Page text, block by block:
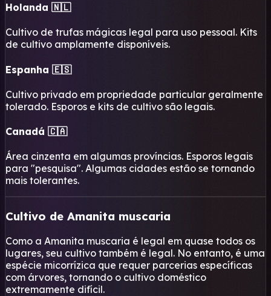
Holanda 🇳🇱
Cultivo de trufas mágicas legal para uso pessoal. Kits
de cultivo amplamente disponíveis.
Espanha 🇪🇸
Cultivo privado em propriedade particular geralmente
tolerado. Esporos e kits de cultivo são legais.
Canadá 🇨🇦
Área cinzenta em algumas províncias. Esporos legais
para "pesquisa". Algumas cidades estão se tornando
mais tolerantes.
Cultivo de Amanita muscaria
Como a Amanita muscaria é legal em quase todos os
lugares, seu cultivo também é legal. No entanto, é uma
espécie micorrízica que requer parcerias específicas
com árvores, tornando o cultivo doméstico
extremamente difícil.